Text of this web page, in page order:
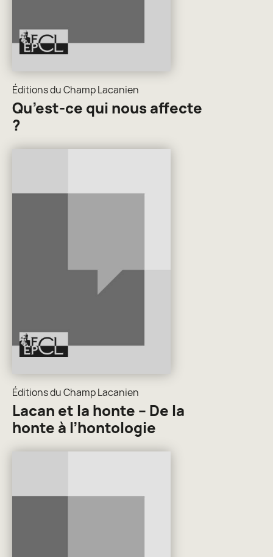
Éditions du Champ Lacanien
Qu’est-ce qui nous affecte
?
Éditions du Champ Lacanien
Lacan et la honte – De la
honte à l’hontologie